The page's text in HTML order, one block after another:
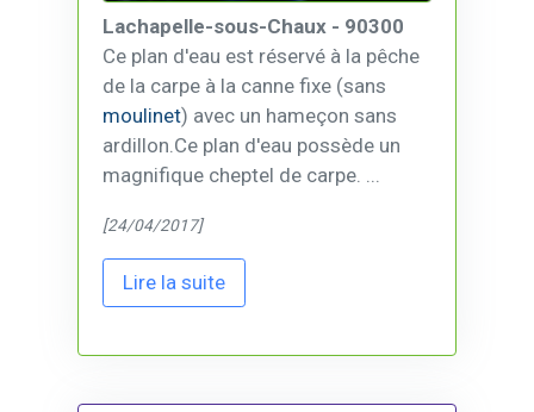
Lachapelle-sous-Chaux - 90300
Ce plan d'eau est réservé à la pêche
de la carpe à la canne fixe (sans
moulinet) avec un hameçon sans
ardillon.Ce plan d'eau possède un
magnifique cheptel de carpe. ...
[24/04/2017]
Lire la suite